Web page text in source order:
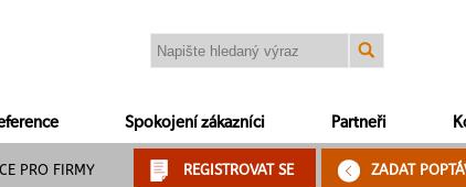
Spokojení zákazníci Partneři
PRO FIRMY REGISTROVAT SE ZADAT